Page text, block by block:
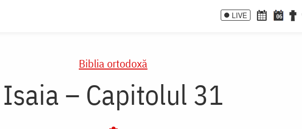
LIVE 06
Biblia ortodoxă
Isaia – Capitolul 31